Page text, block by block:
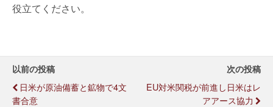
役立てください。
以前の投稿
日米が原油備蓄と鉱物で4文
書合意
次の投稿
EU対米関税が前進し日米はレ
アアース協力